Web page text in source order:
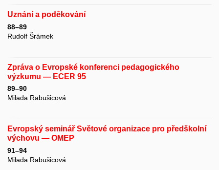
Uznání a poděkování
88–89
Rudolf Šrámek
Zpráva o Evropské konferenci pedagogického
výzkumu — ECER 95
89–90
Milada Rabušicová
Evropský seminář Světové organizace pro předškolní
výchovu — OMEP
91–94
Milada Rabušicová